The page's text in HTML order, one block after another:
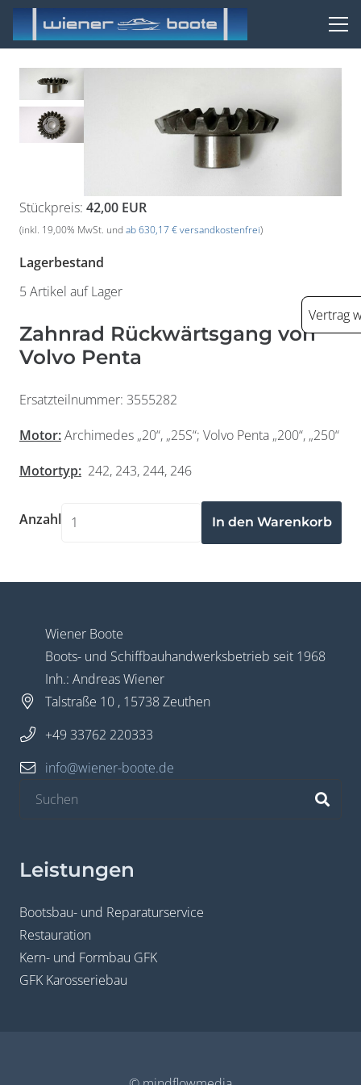
Stückpreis: 42,00 EUR
(inkl. 19,00% MwSt. und ab 630,17 € versandkostenfrei)
Lagerbestand
5 Artikel auf Lager
Zahnrad Rückwärtsgang von
Volvo Penta
Ersatzteilnummer: 3555282
Motor:Archimedes „20“, „25S“; Volvo Penta „200“, „250“
Motortyp: 242, 243, 244, 246
Anzahl
Wiener Boote
Boots- und Schiffbauhandwerksbetrieb seit 1968
Inh.: Andreas Wiener
Talstraße 10 , 15738 Zeuthen
+49 33762 220333
info@wiener-boote.de
Leistungen
Bootsbau- und Reparaturservice
Restauration
Kern- und Formbau GFK
GFK Karosseriebau
Vertrag
Widerrufsformular
Widerruf bestätigen